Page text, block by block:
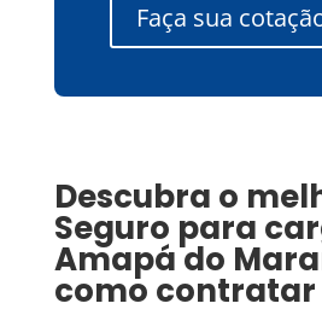
Faça sua
Descubra o
Seguro para
Amapá do
como contratar